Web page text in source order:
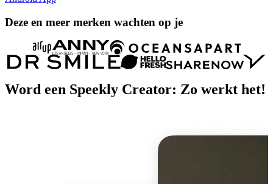
Deze en meer merken wachten op je
Word een Speekly Creator: Zo werkt het!